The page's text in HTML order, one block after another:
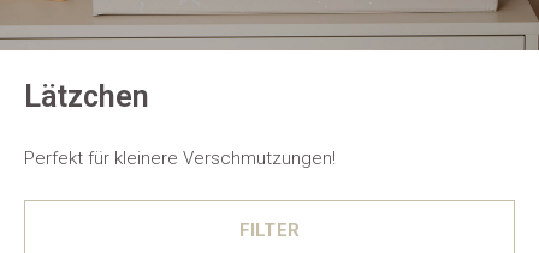
Lätzchen
Perfekt für kleinere Verschmutzungen!
FILTER